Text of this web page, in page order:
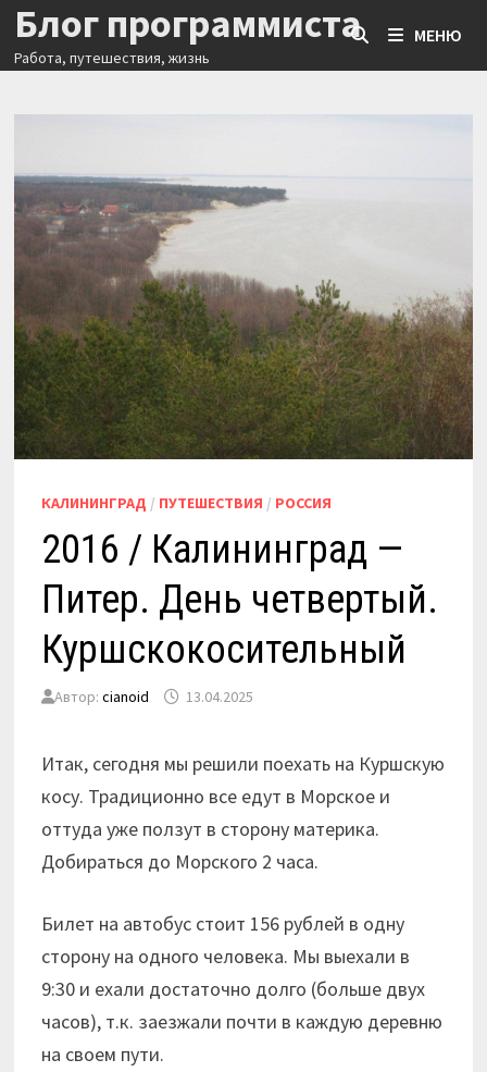
Перейти
содержимому
Блог программиста
Работа, путешествия, жизнь
МЕНЮ
КАЛИНИНГРАД / ПУТЕШЕСТВИЯ / РОССИЯ
2016 / Калининград —
Питер. День четвертый.
Куршскокосительный
Автор: cianoid 13.04.2025
Итак, сегодня мы решили поехать на Куршскую
косу. Традиционно все едут в Морское и
оттуда уже ползут в сторону материка.
Добираться до Морского 2 часа.
Билет на автобус стоит 156 рублей в одну
сторону на одного человека. Мы выехали в
9:30 и ехали достаточно долго (больше двух
часов), т.к. заезжали почти в каждую деревню
на своем пути.